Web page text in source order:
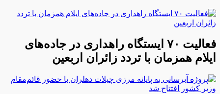
فعالیت ۷۰ ایستگاه راهداری در جاده‌های
ایلام همزمان با تردد زائران اربعین